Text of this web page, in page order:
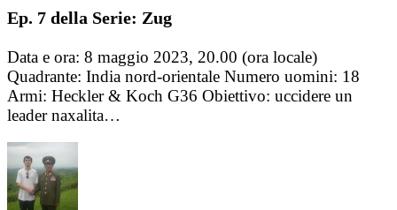
Ep. 7 della Serie: Zug
Data e ora: 8 maggio 2023, 20.00 (ora locale)
Quadrante: India nord-orientale Numero uomini: 18
Armi: Heckler & Koch G36 Obiettivo: uccidere un
leader naxalita…